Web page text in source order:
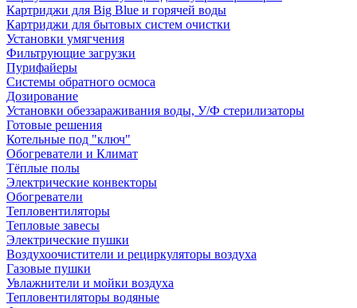
Картриджи для Big Blue и горячей воды
Картриджи для бытовых систем очистки
Установки умягчения
Фильтрующие загрузки
Пурифайеры
Системы обратного осмоса
Дозирование
Установки обеззараживания воды, У/Ф стерилизаторы
Готовые решения
Котельные под "ключ"
Обогреватели и Климат
Тёплые полы
Электрические конвекторы
Обогреватели
Тепловентиляторы
Тепловые завесы
Электрические пушки
Воздухоочистители и рециркуляторы воздуха
Газовые пушки
Увлажнители и мойки воздуха
Тепловентиляторы водяные